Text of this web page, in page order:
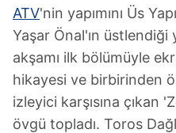
ATV'nin yapımını Üs
Yaşar Önal'ın üstlendiği
akşamı ilk bölümüyle
hikayesi ve birbirinden
izleyici karşısına çıkan
övgü topladı. Toros